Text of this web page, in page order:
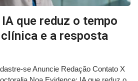
que reduz o tempo
e a resposta
se Anuncie Redação Contato X